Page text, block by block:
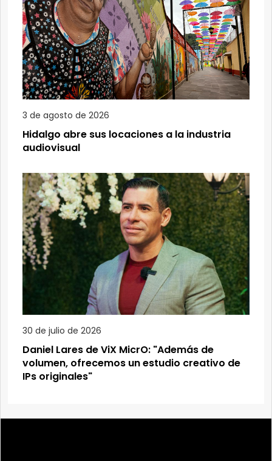
3 de agosto de 2026
Hidalgo abre sus locaciones a la industria
audiovisual
30 de julio de 2026
Daniel Lares de ViX MicrO: "Además de
volumen, ofrecemos un estudio creativo de
IPs originales"